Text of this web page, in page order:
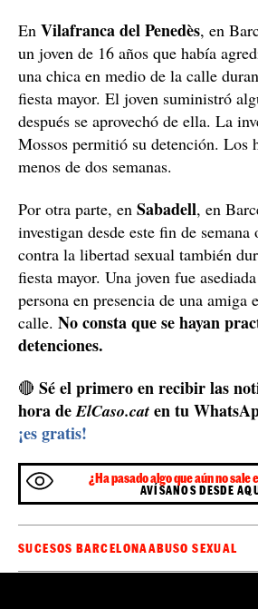
En Vilafranca del Penedès, en
un joven de 16 años que había
una chica en medio de la calle
fiesta mayor. El joven suministró
después se aprovechó de ella. La
Mossos permitió su detención. Los
menos de dos semanas.
Por otra parte, en Sabadell, en
investigan desde este fin de
contra la libertad sexual también
fiesta mayor. Una joven fue
persona en presencia de una amiga
calle. No consta que se hayan
detenciones.
🔴 Sé el primero en recibir las
hora deElCaso.cat en tu
¡es gratis!
¿Ha pasado algo que aún no sale
AVÍSANOS DESDE
SUCESOS BARCELONAABUSO SEXUAL